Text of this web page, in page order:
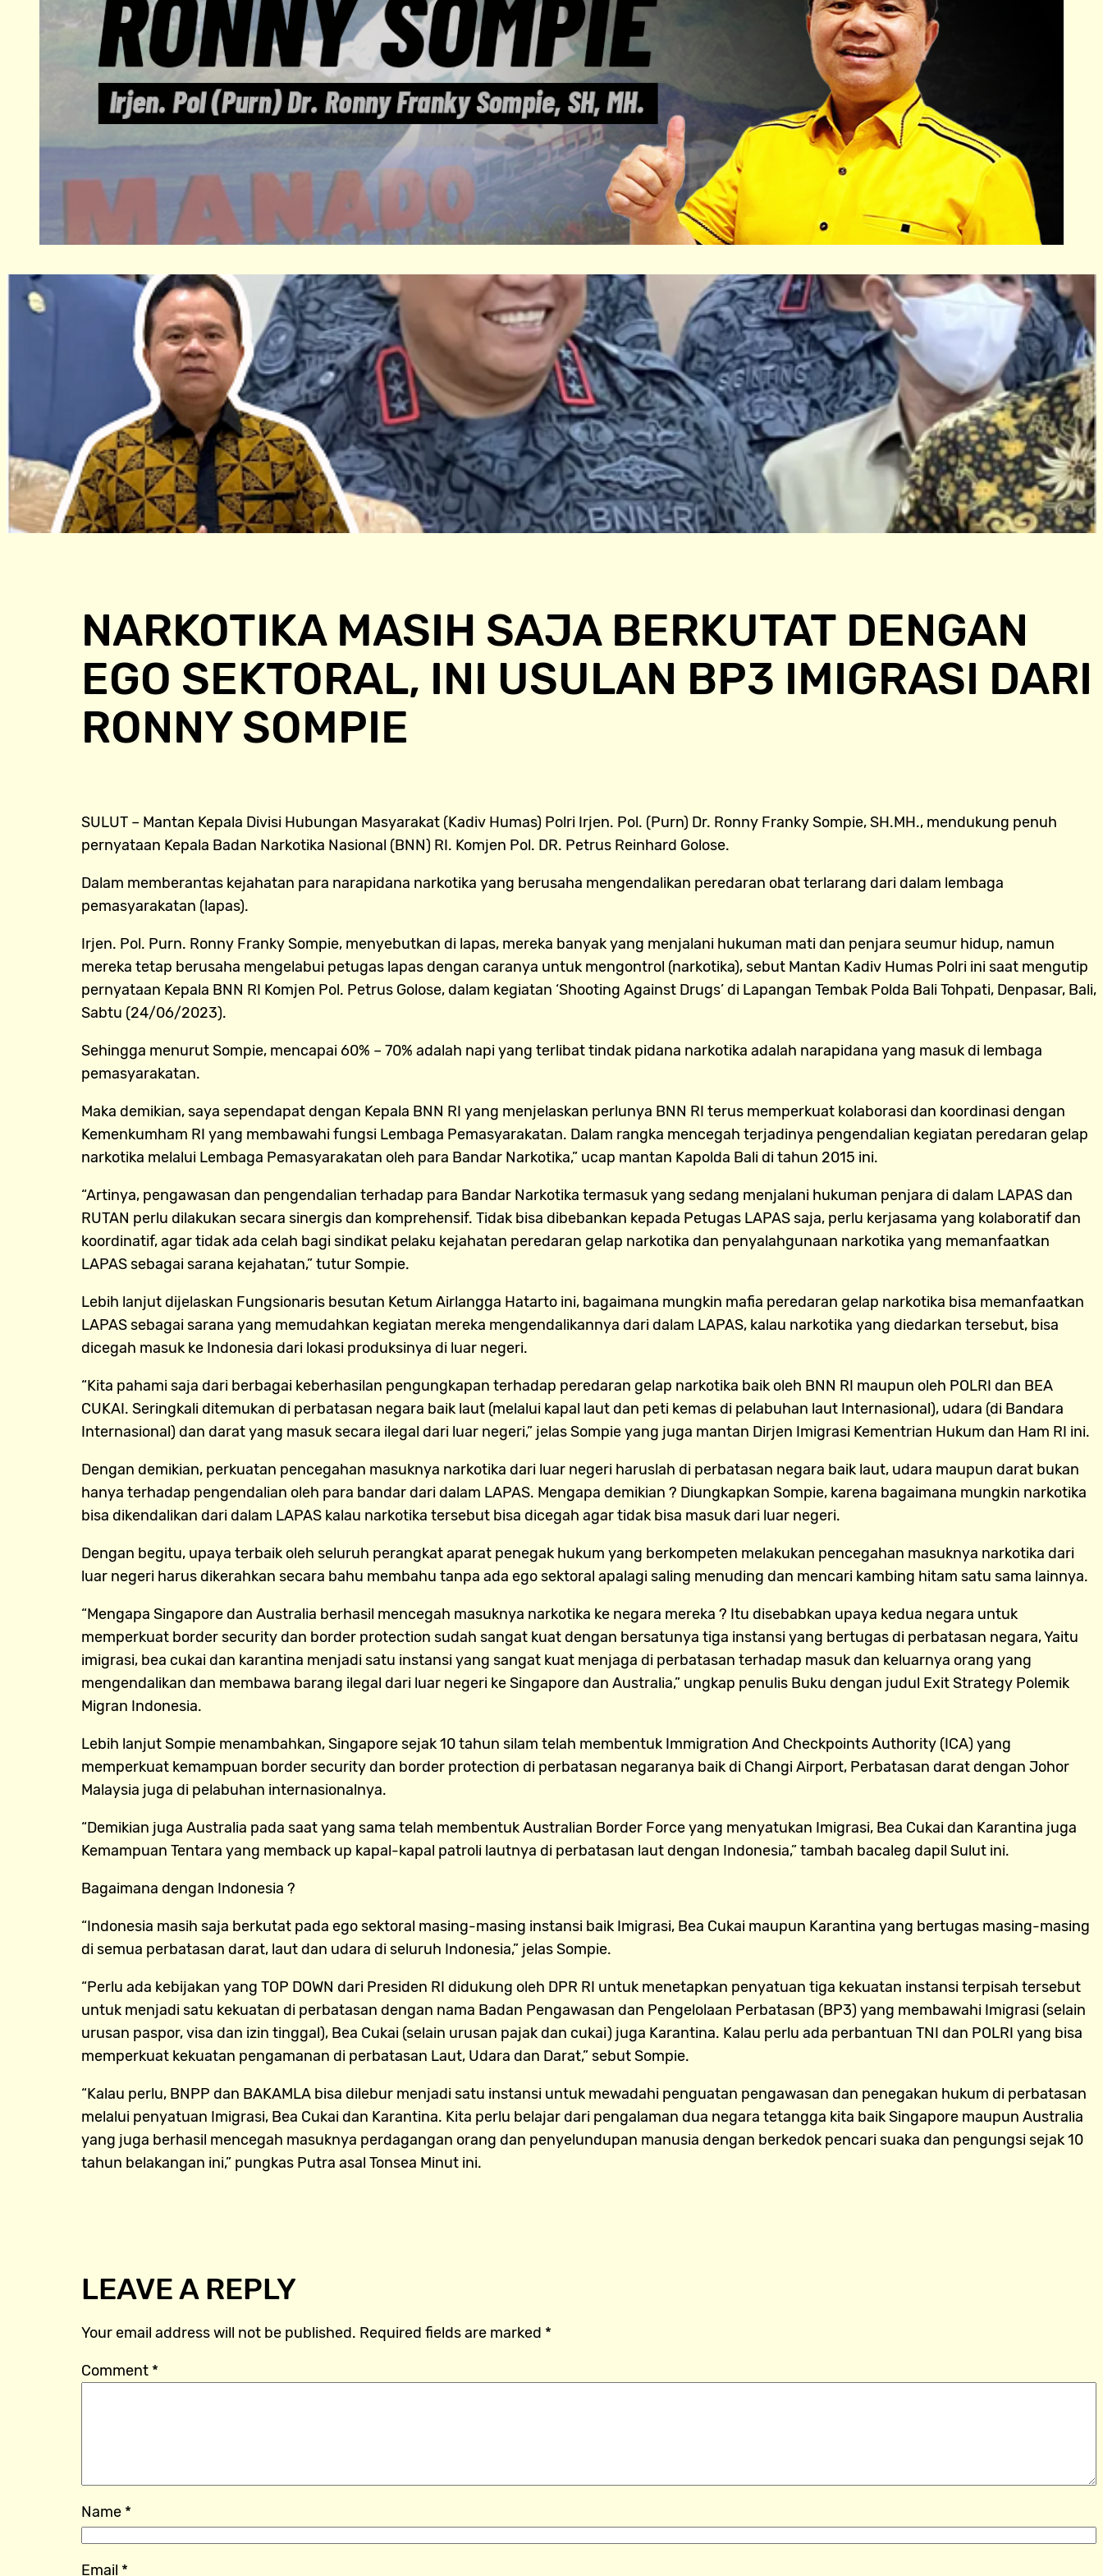
NARKOTIKA MASIH SAJA BERKUTAT DENGAN
EGO SEKTORAL, INI USULAN BP3 IMIGRASI DARI
RONNY SOMPIE
SULUT – Mantan Kepala Divisi Hubungan Masyarakat (Kadiv Humas) Polri Irjen. Pol. (Purn) Dr. Ronny Franky Sompie, SH.MH., mendukung penuh
pernyataan Kepala Badan Narkotika Nasional (BNN) RI. Komjen Pol. DR. Petrus Reinhard Golose.
Dalam memberantas kejahatan para narapidana narkotika yang berusaha mengendalikan peredaran obat terlarang dari dalam lembaga
pemasyarakatan (lapas).
Irjen. Pol. Purn. Ronny Franky Sompie, menyebutkan di lapas, mereka banyak yang menjalani hukuman mati dan penjara seumur hidup, namun
mereka tetap berusaha mengelabui petugas lapas dengan caranya untuk mengontrol (narkotika), sebut Mantan Kadiv Humas Polri ini saat mengutip
pernyataan Kepala BNN RI Komjen Pol. Petrus Golose, dalam kegiatan ‘Shooting Against Drugs’ di Lapangan Tembak Polda Bali Tohpati, Denpasar, Bali,
Sabtu (24/06/2023).
Sehingga menurut Sompie, mencapai 60% – 70% adalah napi yang terlibat tindak pidana narkotika adalah narapidana yang masuk di lembaga
pemasyarakatan.
Maka demikian, saya sependapat dengan Kepala BNN RI yang menjelaskan perlunya BNN RI terus memperkuat kolaborasi dan koordinasi dengan
Kemenkumham RI yang membawahi fungsi Lembaga Pemasyarakatan. Dalam rangka mencegah terjadinya pengendalian kegiatan peredaran gelap
narkotika melalui Lembaga Pemasyarakatan oleh para Bandar Narkotika,” ucap mantan Kapolda Bali di tahun 2015 ini.
“Artinya, pengawasan dan pengendalian terhadap para Bandar Narkotika termasuk yang sedang menjalani hukuman penjara di dalam LAPAS dan
RUTAN perlu dilakukan secara sinergis dan komprehensif. Tidak bisa dibebankan kepada Petugas LAPAS saja, perlu kerjasama yang kolaboratif dan
koordinatif, agar tidak ada celah bagi sindikat pelaku kejahatan peredaran gelap narkotika dan penyalahgunaan narkotika yang memanfaatkan
LAPAS sebagai sarana kejahatan,” tutur Sompie.
Lebih lanjut dijelaskan Fungsionaris besutan Ketum Airlangga Hatarto ini, bagaimana mungkin mafia peredaran gelap narkotika bisa memanfaatkan
LAPAS sebagai sarana yang memudahkan kegiatan mereka mengendalikannya dari dalam LAPAS, kalau narkotika yang diedarkan tersebut, bisa
dicegah masuk ke Indonesia dari lokasi produksinya di luar negeri.
“Kita pahami saja dari berbagai keberhasilan pengungkapan terhadap peredaran gelap narkotika baik oleh BNN RI maupun oleh POLRI dan BEA
CUKAI. Seringkali ditemukan di perbatasan negara baik laut (melalui kapal laut dan peti kemas di pelabuhan laut Internasional), udara (di Bandara
Internasional) dan darat yang masuk secara ilegal dari luar negeri,” jelas Sompie yang juga mantan Dirjen Imigrasi Kementrian Hukum dan Ham RI ini.
Dengan demikian, perkuatan pencegahan masuknya narkotika dari luar negeri haruslah di perbatasan negara baik laut, udara maupun darat bukan
hanya terhadap pengendalian oleh para bandar dari dalam LAPAS. Mengapa demikian ? Diungkapkan Sompie, karena bagaimana mungkin narkotika
bisa dikendalikan dari dalam LAPAS kalau narkotika tersebut bisa dicegah agar tidak bisa masuk dari luar negeri.
Dengan begitu, upaya terbaik oleh seluruh perangkat aparat penegak hukum yang berkompeten melakukan pencegahan masuknya narkotika dari
luar negeri harus dikerahkan secara bahu membahu tanpa ada ego sektoral apalagi saling menuding dan mencari kambing hitam satu sama lainnya.
“Mengapa Singapore dan Australia berhasil mencegah masuknya narkotika ke negara mereka ? Itu disebabkan upaya kedua negara untuk
memperkuat border security dan border protection sudah sangat kuat dengan bersatunya tiga instansi yang bertugas di perbatasan negara, Yaitu
imigrasi, bea cukai dan karantina menjadi satu instansi yang sangat kuat menjaga di perbatasan terhadap masuk dan keluarnya orang yang
mengendalikan dan membawa barang ilegal dari luar negeri ke Singapore dan Australia,” ungkap penulis Buku dengan judul Exit Strategy Polemik
Migran Indonesia.
Lebih lanjut Sompie menambahkan, Singapore sejak 10 tahun silam telah membentuk Immigration And Checkpoints Authority (ICA) yang
memperkuat kemampuan border security dan border protection di perbatasan negaranya baik di Changi Airport, Perbatasan darat dengan Johor
Malaysia juga di pelabuhan internasionalnya.
“Demikian juga Australia pada saat yang sama telah membentuk Australian Border Force yang menyatukan Imigrasi, Bea Cukai dan Karantina juga
Kemampuan Tentara yang memback up kapal-kapal patroli lautnya di perbatasan laut dengan Indonesia,” tambah bacaleg dapil Sulut ini.
Bagaimana dengan Indonesia ?
“Indonesia masih saja berkutat pada ego sektoral masing-masing instansi baik Imigrasi, Bea Cukai maupun Karantina yang bertugas masing-masing
di semua perbatasan darat, laut dan udara di seluruh Indonesia,” jelas Sompie.
“Perlu ada kebijakan yang TOP DOWN dari Presiden RI didukung oleh DPR RI untuk menetapkan penyatuan tiga kekuatan instansi terpisah tersebut
untuk menjadi satu kekuatan di perbatasan dengan nama Badan Pengawasan dan Pengelolaan Perbatasan (BP3) yang membawahi Imigrasi (selain
urusan paspor, visa dan izin tinggal), Bea Cukai (selain urusan pajak dan cukai) juga Karantina. Kalau perlu ada perbantuan TNI dan POLRI yang bisa
memperkuat kekuatan pengamanan di perbatasan Laut, Udara dan Darat,” sebut Sompie.
“Kalau perlu, BNPP dan BAKAMLA bisa dilebur menjadi satu instansi untuk mewadahi penguatan pengawasan dan penegakan hukum di perbatasan
melalui penyatuan Imigrasi, Bea Cukai dan Karantina. Kita perlu belajar dari pengalaman dua negara tetangga kita baik Singapore maupun Australia
yang juga berhasil mencegah masuknya perdagangan orang dan penyelundupan manusia dengan berkedok pencari suaka dan pengungsi sejak 10
tahun belakangan ini,” pungkas Putra asal Tonsea Minut ini.
LEAVE A REPLY
Your email address will not be published. Required fields are marked *
Comment *
Name *
Email *